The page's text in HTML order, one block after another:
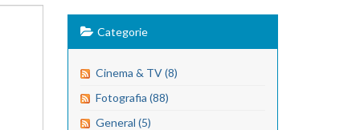
Categorie
Cinema & TV (8)
Fotografia (88)
General (5)